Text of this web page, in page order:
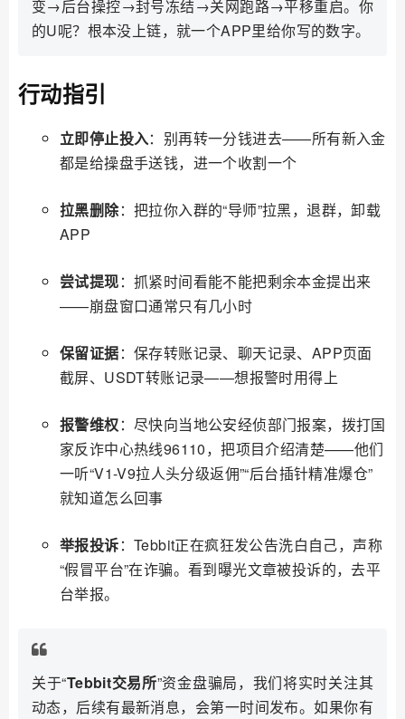
变→后台操控→封号冻结→关网跑路→平移重启。你
的U呢？根本没上链，就一个APP里给你写的数字。
行动指引
立即停止投入：别再转一分钱进去——所有新入金
都是给操盘手送钱，进一个收割一个
拉黑删除：把拉你入群的“导师”拉黑，退群，卸载
APP
尝试提现：抓紧时间看能不能把剩余本金提出来
——崩盘窗口通常只有几小时
保留证据：保存转账记录、聊天记录、APP页面
截屏、USDT转账记录——想报警时用得上
报警维权：尽快向当地公安经侦部门报案，拨打国
家反诈中心热线96110，把项目介绍清楚——他们
一听“V1-V9拉人头分级返佣”“后台插针精准爆仓”
就知道怎么回事
举报投诉：Tebbit正在疯狂发公告洗白自己，声称
“假冒平台”在诈骗。看到曝光文章被投诉的，去平
台举报。
关于“Tebbit交易所”资金盘骗局，我们将实时关注其
动态，后续有最新消息，会第一时间发布。如果你有